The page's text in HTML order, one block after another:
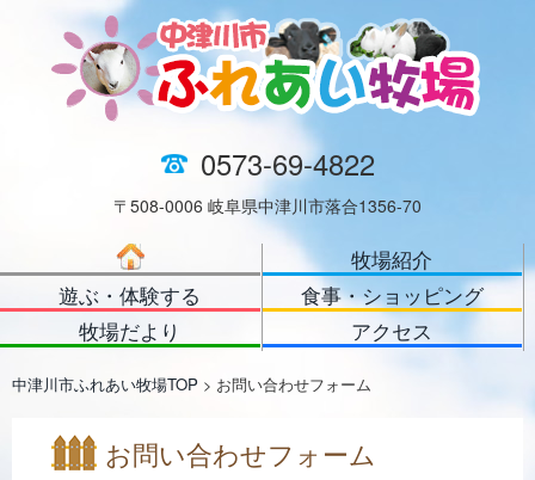
0573-69-4822
〒508-0006 岐阜県中津川市落合1356-70
牧場紹介
遊ぶ・体験する
食事・ショッピング
牧場だより
アクセス
中津川市ふれあい牧場TOP > お問い合わせフォーム
お問い合わせフォーム